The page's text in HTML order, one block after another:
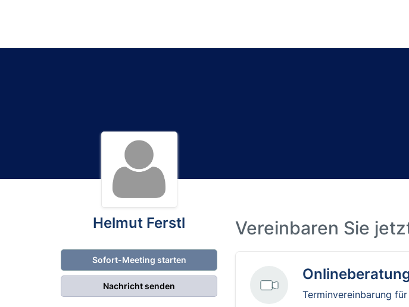
Helmut Ferstl
Sofort-Meeting starten
Nachricht senden
Vereinbaren Sie
Terminvereinbarung